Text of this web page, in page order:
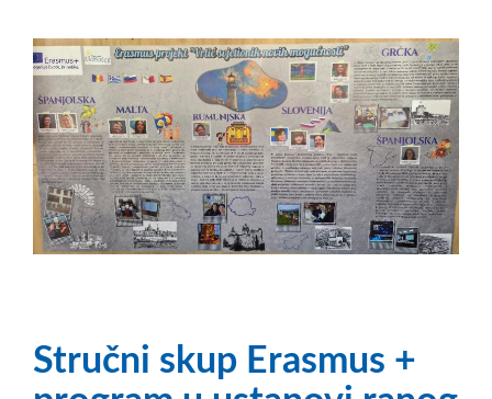
Stručni skup Erasmus +